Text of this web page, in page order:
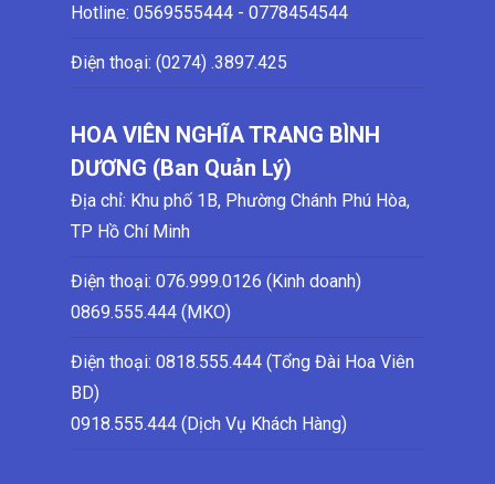
Hotline: 0569555444 - 0778454544
Điện thoại: (0274) .3897.425
HOA VIÊN NGHĨA TRANG BÌNH
DƯƠNG (Ban Quản Lý)
Địa chỉ: Khu phố 1B, Phường Chánh Phú Hòa,
TP Hồ Chí Minh
Điện thoại: 076.999.0126 (Kinh doanh)
0869.555.444 (MKO)
Điện thoại: 0818.555.444 (Tổng Đài Hoa Viên
BD)
0918.555.444 (Dịch Vụ Khách Hàng)